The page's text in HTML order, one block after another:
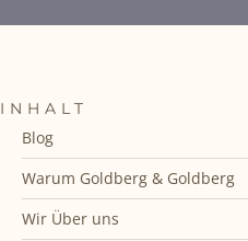
INHALT
Blog
Warum Goldberg & Goldberg
Wir Über uns